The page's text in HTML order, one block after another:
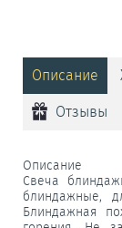
Описание
Отзывы
Описание
Свеча
блиндажные,
Блиндажная